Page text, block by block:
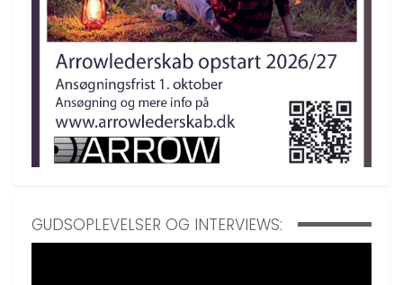
GUDSOPLEVELSER OG INTERVIEWS: